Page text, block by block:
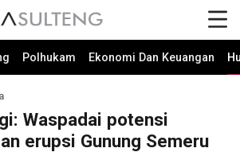
Polhukam Ekonomi Dan Keuangan
Waspadai potensi
erupsi Gunung Semeru